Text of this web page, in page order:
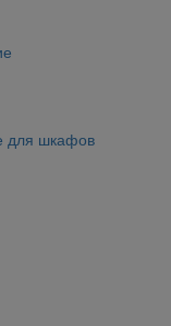
для шкафов